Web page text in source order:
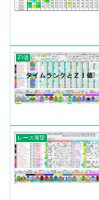
ZI値
レース展望